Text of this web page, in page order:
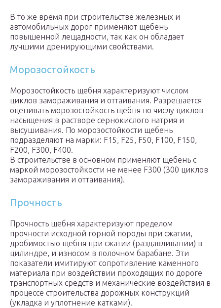
В то же время при строительстве железных и
автомобильных дорог применяют щебень
повышенной лещадности, так как он обладает
лучшими дренирующими свойствами.
Морозостойкость
Морозостойкость щебня характеризуют числом
циклов замораживания и оттаивания. Разрешается
оценивать морозостойкость щебня по числу циклов
насыщения в растворе сернокислого натрия и
высушивания. По морозостойкости щебень
подразделяют на марки: F15, F25, F50, F100, F150,
F200, F300, F400.
В строительстве в основном применяют щебень с
маркой морозостойкости не менее F300 (300 циклов
замораживания и оттаивания).
Прочность
Прочность щебня характеризуют пределом
прочности исходной горной породы при сжатии,
дробимостью щебня при сжатии (раздавливании) в
цилиндре, и износом в полочном барабане. Эти
показатели имитируют сопротивление каменного
материала при воздействии проходящих по дороге
транспортных средств и механические воздействия в
процессе строительства дорожных конструкций
(укладка и уплотнение катками).